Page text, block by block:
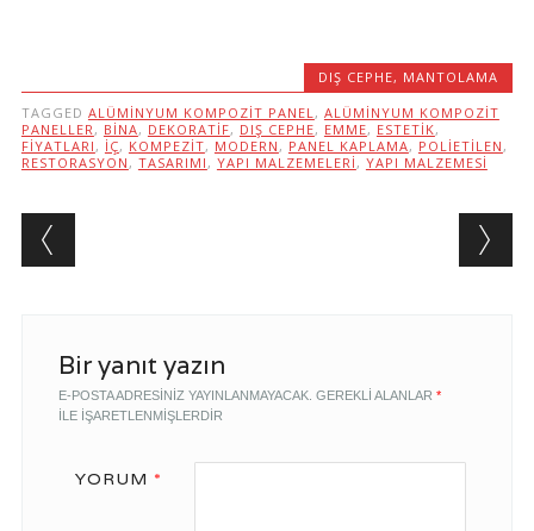
DIŞ CEPHE, MANTOLAMA
TAGGED ALÜMINYUM KOMPOZIT PANEL, ALÜMINYUM KOMPOZIT
PANELLER, BINA, DEKORATIF, DIŞ CEPHE, EMME, ESTETIK,
FIYATLARI , IÇ, KOMPEZIT, MODERN , PANEL KAPLAMA, POLIETILEN ,
RESTORASYON , TASARIMI , YAPI MALZEMELERI , YAPI MALZEMESI
Post navigation
Bir yanıt yazın
E-POSTA ADRESINIZ YAYINLANMAYACAK. GEREKLI ALANLAR *
ILE IŞARETLENMIŞLERDIR
YORUM *